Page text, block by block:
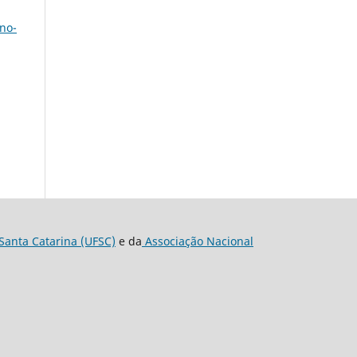
Catarina (UFSC) e da Associação Nacional